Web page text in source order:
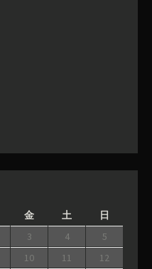
金 土 日
3 4
5
10 11
12